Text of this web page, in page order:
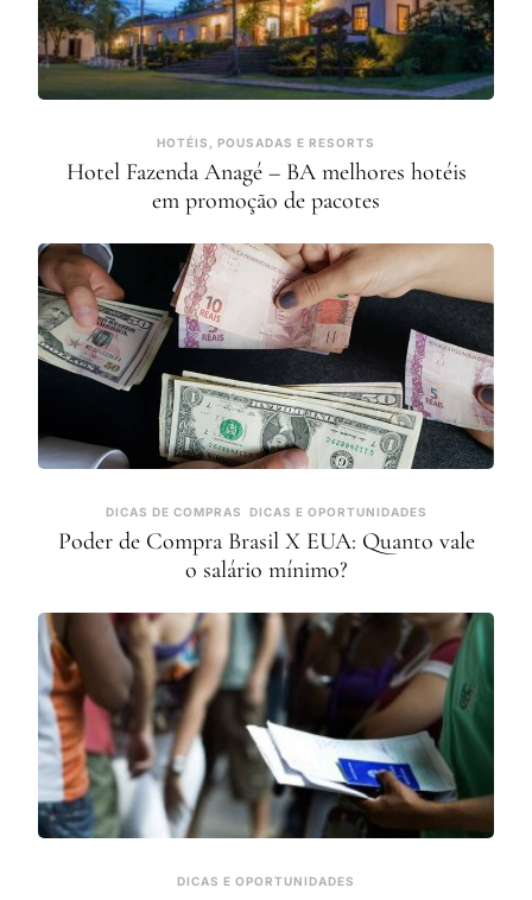
HOTÉIS, POUSADAS E RESORTS
Hotel Fazenda Anagé – BA melhores hotéis
em promoção de pacotes
DICAS DE COMPRAS DICAS E OPORTUNIDADES
Poder de Compra Brasil X EUA: Quanto vale
o salário mínimo?
DICAS E OPORTUNIDADES